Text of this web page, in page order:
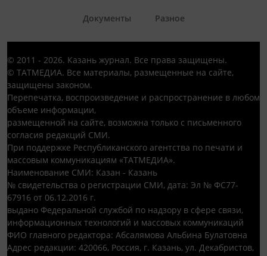
Документы Разное
© 2011 - 2026. Казань журнал. Все права защищены.
© ТАТМЕДИА. Все материалы, размещенные на сайте,
защищены законом.
Перепечатка, воспроизведение и распространение в любом
объеме информации,
размещенной на сайте, возможна только с письменного
согласия редакций СМИ.
При поддержке Республиканского агентства по печати и
массовым коммуникациям «ТАТМЕДИА».
Наименование СМИ: Казан - Казань
№ свидетельства о регистрации СМИ, дата: Эл № ФС77-
67916 от 06.12.2016 г.
выдано Федеральной службой по надзору в сфере связи,
информационных технологий и массовых коммуникаций
ФИО главного редактора: Абсалямова Альбина Булатовна
Адрес редакции: 420066, Россия, г. Казань, ул. Декабристов,